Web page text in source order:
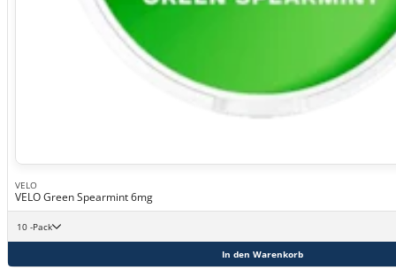
VELO
VELO Green Spearmint 6mg
10 -Pack
In den Warenkorb